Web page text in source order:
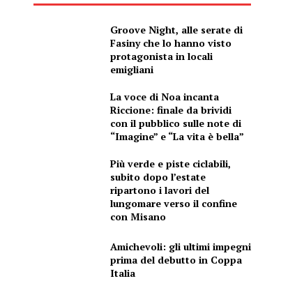
Groove Night, alle serate di
Fasiny che lo hanno visto
protagonista in locali
emigliani
La voce di Noa incanta
Riccione: finale da brividi
con il pubblico sulle note di
“Imagine” e “La vita è bella”
Più verde e piste ciclabili,
subito dopo l’estate
ripartono i lavori del
lungomare verso il confine
con Misano
Amichevoli: gli ultimi impegni
prima del debutto in Coppa
Italia